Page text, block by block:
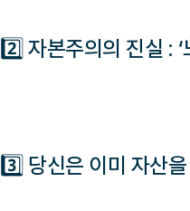
2️⃣ 자본주의의 진실 :
3️⃣ 당신은 이미 자산